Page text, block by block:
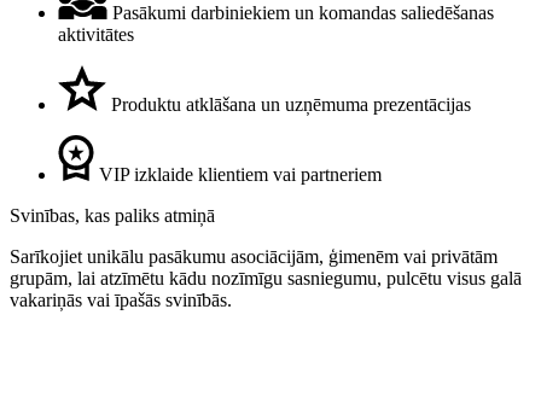
Pasākumi darbiniekiem un komandas saliedēšanas
aktivitātes
Produktu atklāšana un uzņēmuma prezentācijas
VIP izklaide klientiem vai partneriem
Svinības, kas paliks atmiņā
Sarīkojiet unikālu pasākumu asociācijām, ģimenēm vai privātām
grupām, lai atzīmētu kādu nozīmīgu sasniegumu, pulcētu visus galā
vakariņās vai īpašās svinībās.